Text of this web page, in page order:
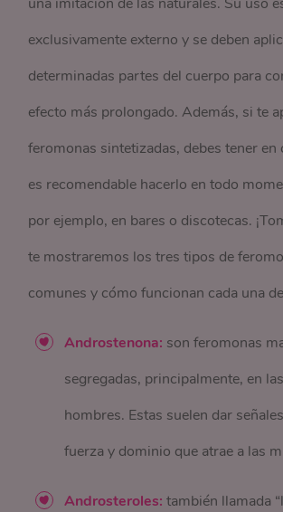
exclusivamente externo y se deben
determinadas partes del cuerpo para
efecto más prolongado. Además, si te
feromonas sintetizadas, debes tener en
es recomendable hacerlo en todo
por ejemplo, en bares o discotecas.
te mostraremos los tres tipos de
comunes y cómo funcionan cada una
Androstenona: son feromonas
segregadas, principalmente, en
hombres. Estas suelen dar
fuerza y dominio que atrae a las
Androsteroles:también llamada